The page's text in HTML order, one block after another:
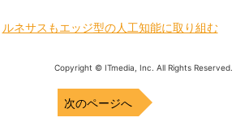
ルネサスもエッジ型の人工知能に取り組む
Copyright © ITmedia, Inc. All Rights Reserved.
次のページへ